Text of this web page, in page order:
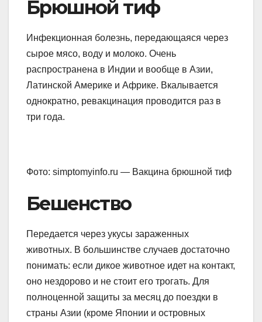
Брюшной тиф
Инфекционная болезнь, передающаяся через
сырое мясо, воду и молоко. Очень
распространена в Индии и вообще в Азии,
Латинской Америке и Африке. Вкалывается
однократно, ревакцинация проводится раз в
три года.
Фото: simptomyinfo.ru — Вакцина брюшной тиф
Бешенство
Передается через укусы зараженных
животных. В большинстве случаев достаточно
понимать: если дикое животное идет на контакт,
оно нездорово и не стоит его трогать. Для
полноценной защиты за месяц до поездки в
страны Азии (кроме Японии и островных